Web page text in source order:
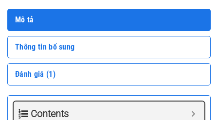
Mô tả
Thông tin bổ sung
Đánh giá (1)
Contents